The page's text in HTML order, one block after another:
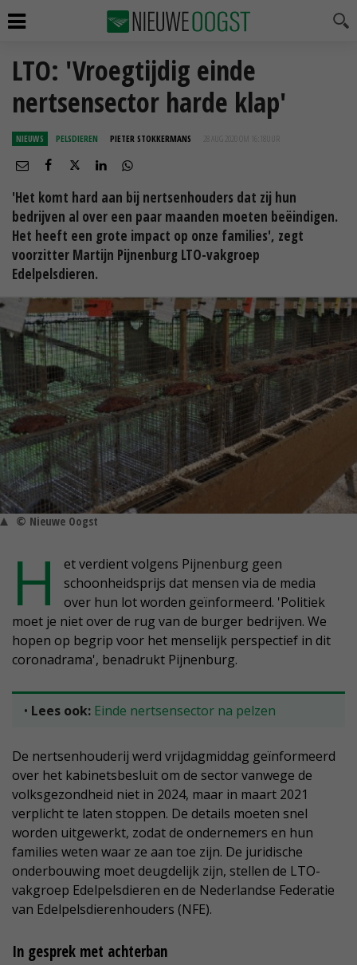
LTO: 'Vroegtijdig einde
nertsensector harde klap'
NIEUWS PELSDIEREN PIETER STOKKERMANS 28 AUG 2020 OM 16:18
'Het komt hard aan bij nertsenhouders dat zij hun
bedrijven al over een paar maanden moeten beëindigen.
Het heeft een grote impact op onze families', zegt
voorzitter Martijn Pijnenburg LTO-vakgroep
Edelpelsdieren.
© Nieuwe Oogst
H
et verdient volgens Pijnenburg geen
schoonheidsprijs dat mensen via de media
over hun lot worden geïnformeerd. 'Politiek
moet je niet over de rug van de burger bedrijven. We
hopen op begrip voor het menselijk perspectief in dit
coronadrama', benadrukt Pijnenburg.
• Lees ook: Einde nertsensector na pelzen
De nertsenhouderij werd vrijdagmiddag geïnformeerd
over het kabinetsbesluit om de sector vanwege de
volksgezondheid niet in 2024, maar in maart 2021
verplicht te laten stoppen. De details moeten snel
worden uitgewerkt, zodat de ondernemers en hun
families weten waar ze aan toe zijn. De juridische
onderbouwing moet deugdelijk zijn, stellen de LTO-
vakgroep Edelpelsdieren en de Nederlandse Federatie
van Edelpelsdierenhouders (NFE).
In gesprek met achterban